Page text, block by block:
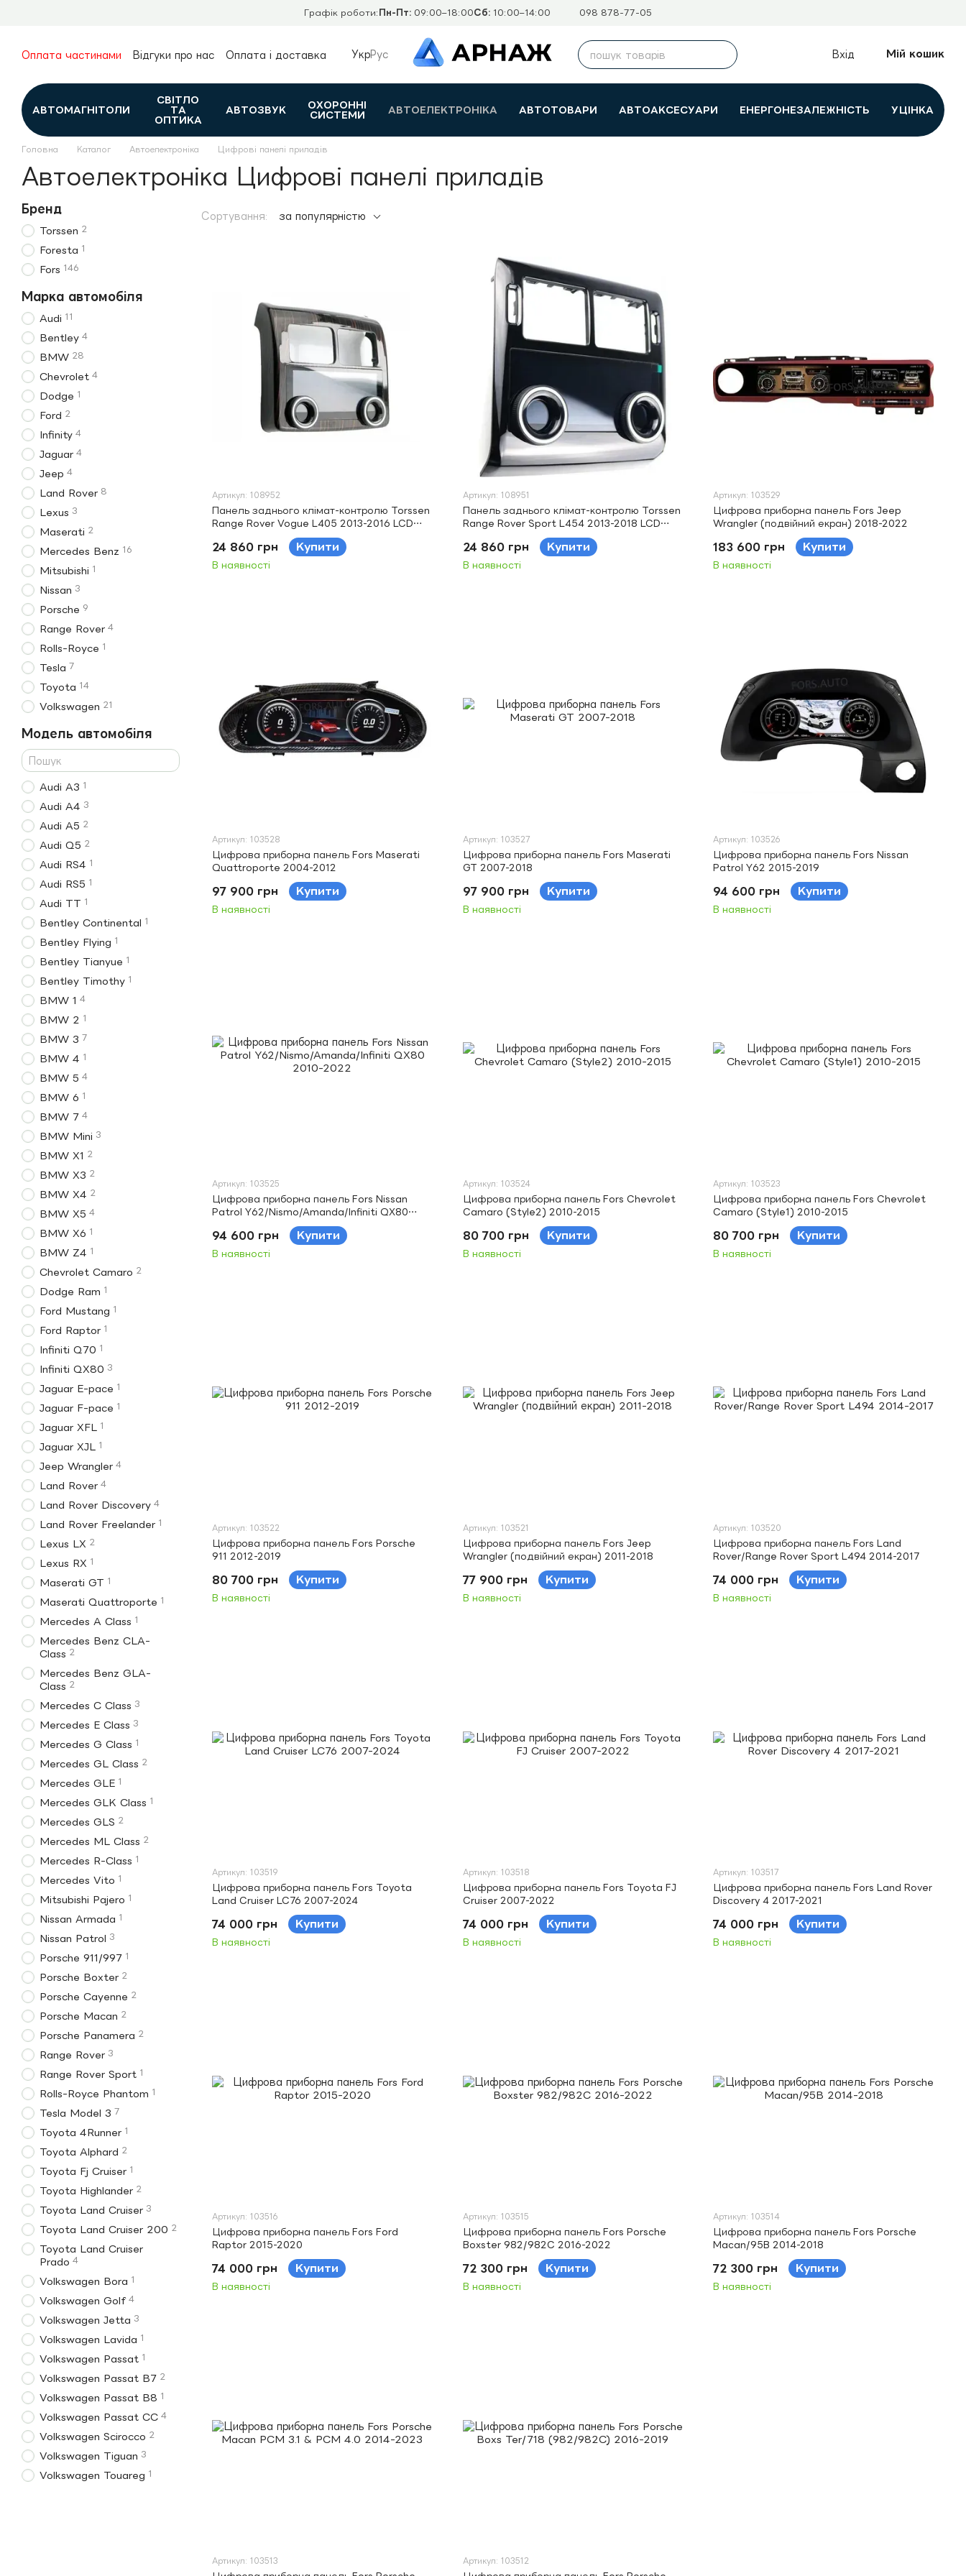
Графік роботи: Пн-Пт: 09:00–18:00Сб: 10:00–14:00 098 878-77-05
Оплата частинами Відгуки про нас
Оплата і доставка
Контакти
Каталог
УкрРус Вхід Мій кошик
АВТОМАГНІТОЛИ
СВІТЛО
ТА
ОПТИКА
АВТОЗВУК
ОХОРОННІ
СИСТЕМИ
АВТОЕЛЕКТРОНІКА АВТОТОВАРИ АВТОАКСЕСУАРИ ЕНЕРГОНЕЗАЛЕЖНІСТЬ УЦІНКА
Головна Каталог Автоелектроніка Цифрові панелі приладів
Автоелектроніка Цифрові панелі приладів
Сортування: за популярністю
Артикул: 108952
Панель заднього клімат-контролю Torssen
Range Rover Vogue L405 2013-2016 LCD
24 860 грн Купити
В наявності
Артикул: 108951
Панель заднього клімат-контролю Torssen
Range Rover Sport L454 2013-2018 LCD
24 860 грн Купити
В наявності
Артикул: 103529
Цифрова приборна панель Fors Jeep
Wrangler (подвійний екран) 2018-2022
183 600 грн Купити
В наявності
Артикул: 103528
Цифрова приборна панель Fors Maserati
Quattroporte 2004-2012
97 900 грн Купити
В наявності
Артикул: 103527
Цифрова приборна панель Fors Maserati
GT 2007-2018
97 900 грн Купити
В наявності
Артикул: 103526
Цифрова приборна панель Fors Nissan
Patrol Y62 2015-2019
94 600 грн Купити
В наявності
Артикул: 103525
Цифрова приборна панель Fors Nissan
Patrol Y62/Nismo/Amanda/Infiniti QX80
94 600 грн Купити
В наявності
Артикул: 103524
Цифрова приборна панель Fors Chevrolet
Camaro (Style2) 2010-2015
80 700 грн Купити
В наявності
Артикул: 103523
Цифрова приборна панель Fors Chevrolet
Camaro (Style1) 2010-2015
80 700 грн Купити
В наявності
Артикул: 103522
Цифрова приборна панель Fors Porsche
911 2012-2019
80 700 грн Купити
В наявності
Артикул: 103521
Цифрова приборна панель Fors Jeep
Wrangler (подвійний екран) 2011-2018
77 900 грн Купити
В наявності
Артикул: 103520
Цифрова приборна панель Fors Land
Rover/Range Rover Sport L494 2014-2017
74 000 грн Купити
В наявності
Артикул: 103519
Цифрова приборна панель Fors Toyota
Land Cruiser LC76 2007-2024
74 000 грн Купити
В наявності
Артикул: 103518
Цифрова приборна панель Fors Toyota FJ
Cruiser 2007-2022
74 000 грн Купити
В наявності
Артикул: 103517
Цифрова приборна панель Fors Land Rover
Discovery 4 2017-2021
74 000 грн Купити
В наявності
Артикул: 103516
Цифрова приборна панель Fors Ford
Raptor 2015-2020
74 000 грн Купити
В наявності
Артикул: 103515
Цифрова приборна панель Fors Porsche
Boxster 982/982C 2016-2022
72 300 грн Купити
В наявності
Артикул: 103514
Цифрова приборна панель Fors Porsche
Macan/95B 2014-2018
72 300 грн Купити
В наявності
Артикул: 103513 Артикул: 103512
Бренд
Torssen 2
Foresta 1
Fors 146
Марка автомобіля
Audi 11
Bentley 4
BMW 28
Chevrolet 4
Dodge 1
Ford 2
Infinity 4
Jaguar 4
Jeep 4
Land Rover 8
Lexus 3
Maserati 2
Mercedes Benz 16
Mitsubishi 1
Nissan 3
Porsche 9
Range Rover 4
Rolls-Royce 1
Tesla 7
Toyota 14
Volkswagen 21
Модель автомобіля
Audi A3 1
Audi A4 3
Audi A5 2
Audi Q5 2
Audi RS4 1
Audi RS5 1
Audi TT 1
Bentley Continental 1
Bentley Flying 1
Bentley Tianyue 1
Bentley Timothy 1
BMW 1 4
BMW 2 1
BMW 3 7
BMW 4 1
BMW 5 4
BMW 6 1
BMW 7 4
BMW Mini 3
BMW X1 2
BMW X3 2
BMW X4 2
BMW X5 4
BMW X6 1
BMW Z4 1
Chevrolet Camaro 2
Dodge Ram 1
Ford Mustang 1
Ford Raptor 1
Infiniti Q70 1
Infiniti QX80 3
Jaguar E-pace 1
Jaguar F-pace 1
Jaguar XFL 1
Jaguar XJL 1
Jeep Wrangler 4
Land Rover 4
Land Rover Discovery 4
Land Rover Freelander 1
Lexus LX 2
Lexus RX 1
Maserati GT 1
Maserati Quattroporte 1
Mercedes A Class 1
Mercedes Benz CLA-
Class 2
Mercedes Benz GLA-
Class 2
Mercedes C Class 3
Mercedes E Class 3
Mercedes G Class 1
Mercedes GL Class 2
Mercedes GLE 1
Mercedes GLK Class 1
Mercedes GLS 2
Mercedes ML Class 2
Mercedes R-Class 1
Mercedes Vito 1
Mitsubishi Pajero 1
Nissan Armada 1
Nissan Patrol 3
Porsche 911/997 1
Porsche Boxter 2
Porsche Cayenne 2
Porsche Macan 2
Porsche Panamera 2
Range Rover 3
Range Rover Sport 1
Rolls-Royce Phantom 1
Tesla Model 3 7
Toyota 4Runner 1
Toyota Alphard 2
Toyota Fj Cruiser 1
Toyota Highlander 2
Toyota Land Cruiser 3
Toyota Land Cruiser 200 2
Toyota Land Cruiser
Prado 4
Volkswagen Bora 1
Volkswagen Golf 4
Volkswagen Jetta 3
Volkswagen Lavida 1
Volkswagen Passat 1
Volkswagen Passat B7 2
Volkswagen Passat B8 1
Volkswagen Passat CC 4
Volkswagen Scirocco 2
Volkswagen Tiguan 3
Volkswagen Touareg 1